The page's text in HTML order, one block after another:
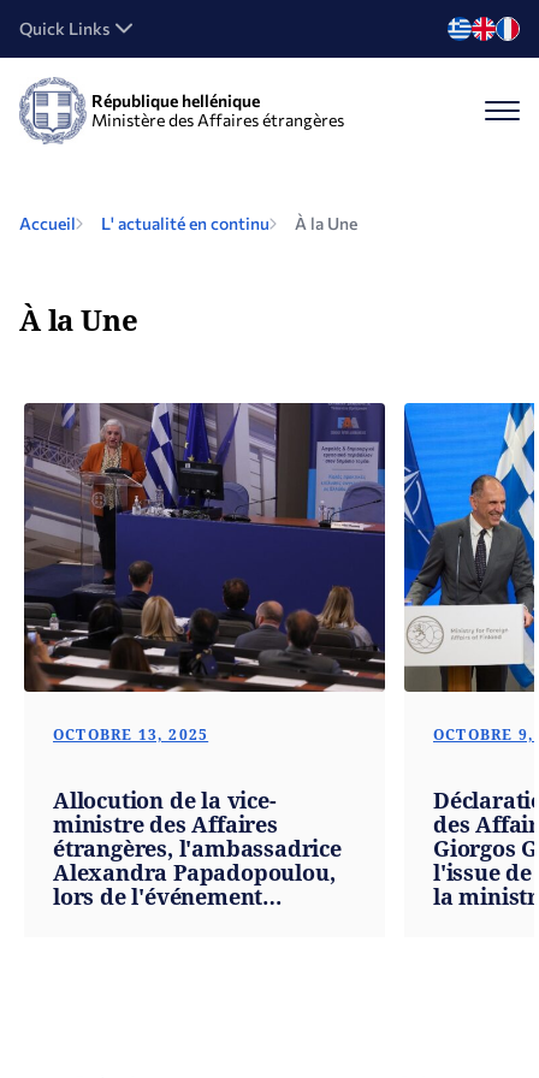
Quick Links
République hellénique
Ministère des Affaires étrangères
Accueil L' actualité en continu À la Une
À la Une
OCTOBRE 13, 2025
Allocution de la vice-
ministre des Affaires
étrangères, l'ambassadrice
Alexandra Papadopoulou,
lors de l'événement
OCTOBRE
des
Giorgos
l'issue de
la